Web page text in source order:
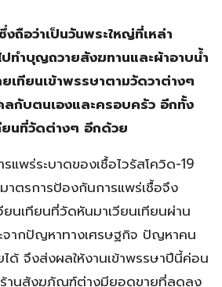
งถือว่าเป็นวันพระใหญ่ที่เหล่า
ทำบุญถวายสังฆทานและผ้าอาบน้ำ
ทียนเข้าพรรษาตามวัดวาต่างๆ
ลกับตนเองและครอบครัว อีกทั้ง
ยนที่วัดต่างๆ อีกด้วย
พร่ระบาดของเชื้อไวรัสโควิด-19
าตรการป้องกันการแพร่เชื้อจึง
นเทียนที่วัดหันมาเวียนเทียนผ่าน
จากปัญหาทางเศรษฐกิจ ปัญหาคน
ได้ จึงส่งผลให้งานเข้าพรรษาปีนี้ค่อน
ร้านสังฆภัณฑ์ต่างมียอดขายที่ลดลง